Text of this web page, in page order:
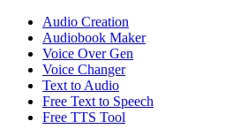
Audio Creation
Audiobook Maker
Voice Over Gen
Voice Changer
Text to Audio
Free Text to Speech
Free TTS Tool